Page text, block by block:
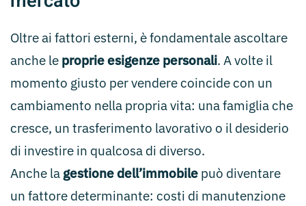
Oltre ai fattori esterni, è fondamentale ascoltare
anche le proprie esigenze personali. A volte il
momento giusto per vendere coincide con un
cambiamento nella propria vita: una famiglia che
cresce, un trasferimento lavorativo o il desiderio
di investire in qualcosa di diverso.
Anche la gestione dell’immobile può diventare
un fattore determinante: costi di manutenzione